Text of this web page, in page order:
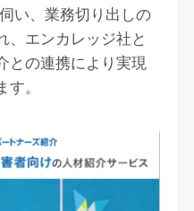
い、業務切り出しの
、エンカレッジ社と
との連携により実現
。